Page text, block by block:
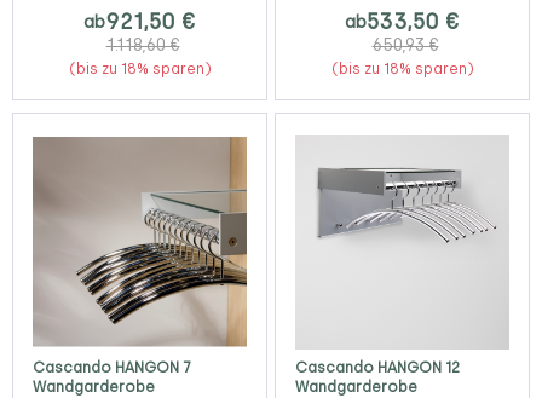
ab921,50 €
1.118,60 €
(bis zu 18% sparen)
ab533,50 €
650,93 €
(bis zu 18% sparen)
Cascando HANGON 7
Wandgarderobe
Cascando HANGON 12
Wandgarderobe